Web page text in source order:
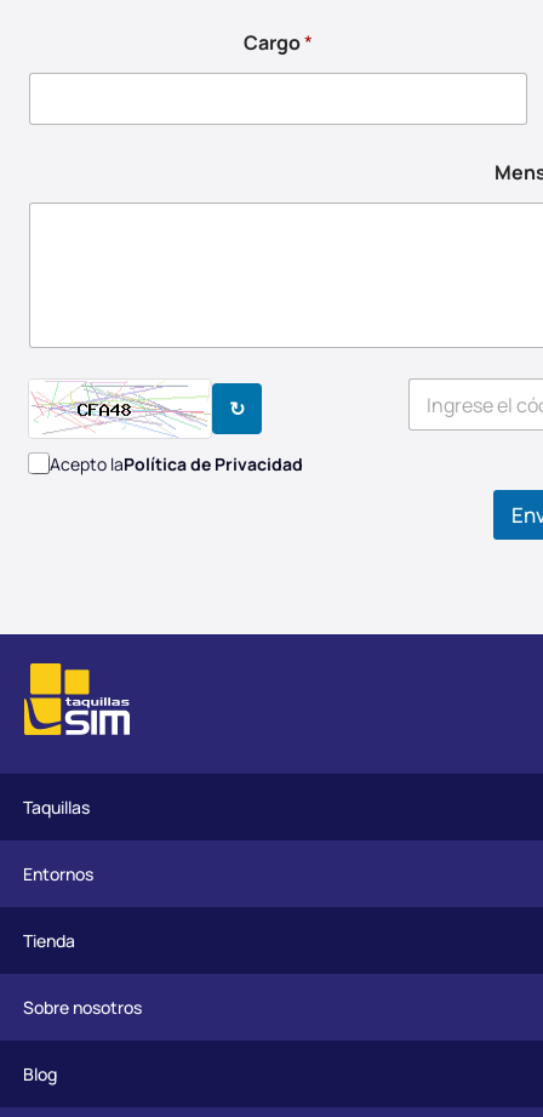
Cargo*
↻
Acepto laPolítica de Privacidad
Taquillas
Entornos
Tienda
Sobre nosotros
Blog